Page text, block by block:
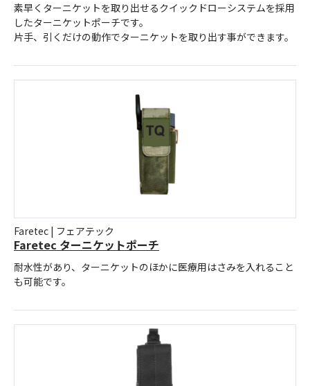
素早くターニケットを取り出せるクイックドローシステムを採用
したターニケットポーチです。
片手、引くだけの動作でターニケットを取り出す事ができます。
Faretec | フェアテック
Faretec ターニケットポーチ
耐水性があり、ターニケットのほかに医療用はさみを入れること
も可能です。